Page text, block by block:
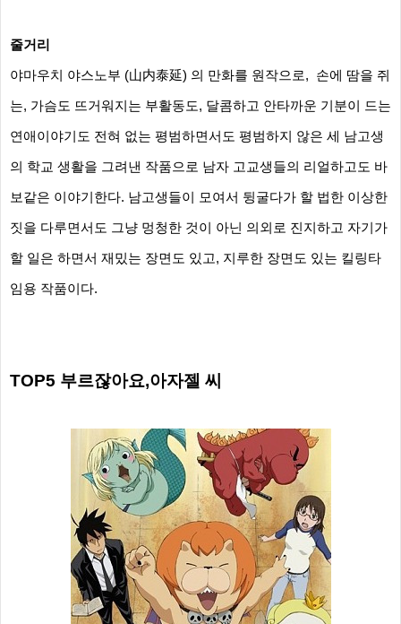
줄거리
야마우치 야스노부 (山内泰延) 의 만화를 원작으로, 손에 땀을 쥐
는, 가슴도 뜨거워지는 부활동도, 달콤하고 안타까운 기분이 드는
연애이야기도 전혀 없는 평범하면서도 평범하지 않은 세 남고생
의 학교 생활을 그려낸 작품으로 남자 고교생들의 리얼하고도 바
보같은 이야기한다. 남고생들이 모여서 뒹굴다가 할 법한 이상한
짓을 다루면서도 그냥 멍청한 것이 아닌 의외로 진지하고 자기가
할 일은 하면서 재밌는 장면도 있고, 지루한 장면도 있는 킬링타
임용 작품이다.
TOP5 부르잖아요,아자젤 씨